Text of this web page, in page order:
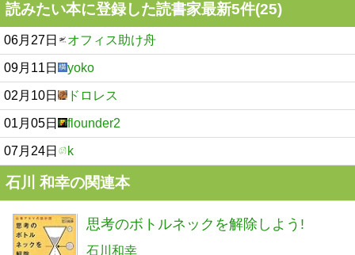
読みたい本に登録した読書家最新5件(25)
06月27日 オフィス助け舟
09月11日 yoko
02月10日 ドロレス
01月05日 flounder2
07月24日 k
石川 和幸の関連本
思考のボトルネックを解除しよう!
石川和幸